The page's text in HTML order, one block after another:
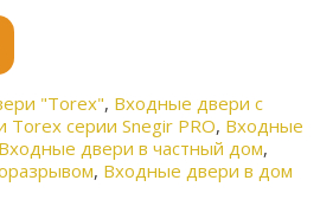
"Torex", Входные двери с
Torex серии Snegir PRO, Входные
Входные двери в частный дом,
, Входные двери в дом